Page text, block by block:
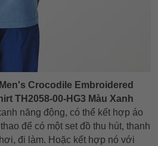
Crocodile Embroidered
TH2058-00-HG3 Màu Xanh
năng động, có thể kết hợp áo
để có một set đồ thu hút, thanh
đi làm. Hoặc kết hợp nó với